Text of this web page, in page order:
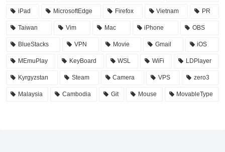
iPad MicrosoftEdge Firefox Vietnam PR
Taiwan Vim Mac iPhone OBS
BlueStacks VPN Movie Gmail iOS
MEmuPlay KeyBoard WSL WiFi LDPlayer
Kyrgyzstan Steam Camera VPS zero3
Malaysia Cambodia Git Mouse MovableType